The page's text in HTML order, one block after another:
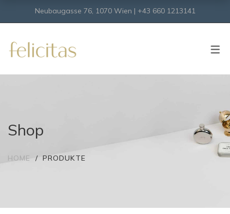
Neubaugasse 76, 1070 Wien | +43 660 1213141
Shop
HOME PRODUKTE